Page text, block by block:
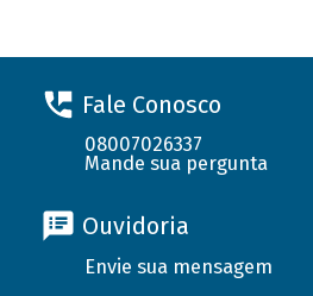
Fale Conosco
08007026337
Mande sua pergunta
Ouvidoria
Envie sua mensagem